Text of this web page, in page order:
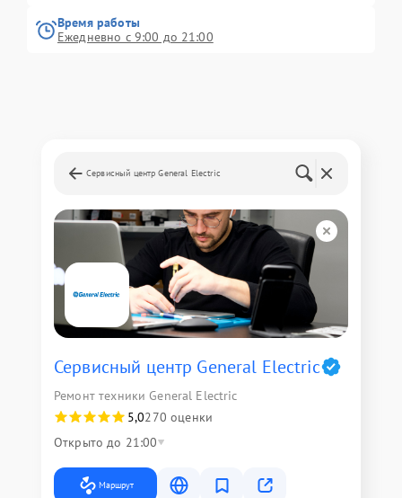
Время работы
Ежедневно с 9:00 до 21:00
Сервисный центр General Electric
Сервисный центр General Electric
Ремонт техники General Electric
5,0270 оценки
Открыто до 21:00
Маршрут